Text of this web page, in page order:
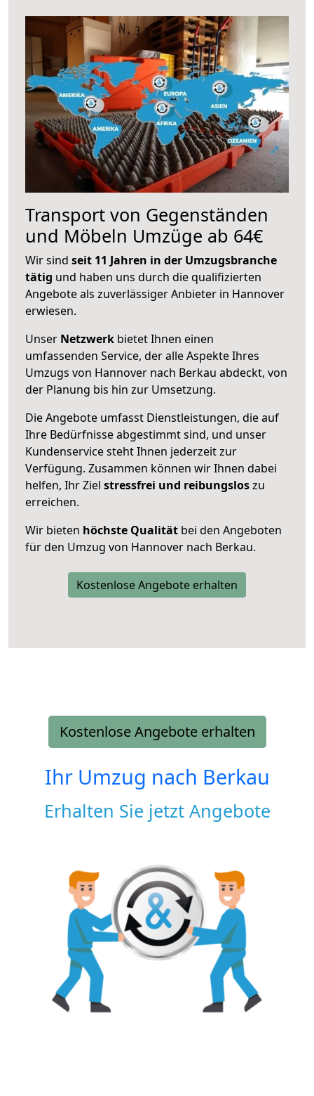
Transport von Gegenständen
und Möbeln Umzüge ab 64€
Wir sind seit 11 Jahren in der Umzugsbranche
tätig und haben uns durch die qualifizierten
Angebote als zuverlässiger Anbieter in Hannover
erwiesen.
Unser Netzwerk bietet Ihnen einen
umfassenden Service, der alle Aspekte Ihres
Umzugs von Hannover nach Berkau abdeckt, von
der Planung bis hin zur Umsetzung.
Die Angebote umfasst Dienstleistungen, die auf
Ihre Bedürfnisse abgestimmt sind, und unser
Kundenservice steht Ihnen jederzeit zur
Verfügung. Zusammen können wir Ihnen dabei
helfen, Ihr Ziel stressfrei und reibungsloszu
erreichen.
Wir bieten höchste Qualität bei den Angeboten
für den Umzug von Hannover nach Berkau.
Kostenlose Angebote erhalten
Kostenlose Angebote erhalten
Ihr Umzug nach Berkau
Erhalten Sie jetzt Angebote